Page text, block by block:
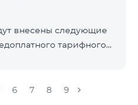
внесены следующие
тарифного
5000 unlimit», который
6 7 8 9